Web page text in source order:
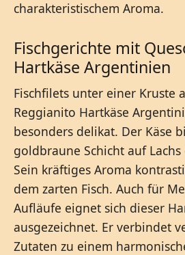
charakteristischem Aroma.
Fischgerichte mit
Hartkäse Argentinien
Fischfilets unter einer Kruste
Reggianito Hartkäse
besonders delikat. Der Käse
goldbraune Schicht auf Lachs
Sein kräftiges Aroma
dem zarten Fisch. Auch für
Aufläufe eignet sich dieser
ausgezeichnet. Er verbindet
Zutaten zu einem